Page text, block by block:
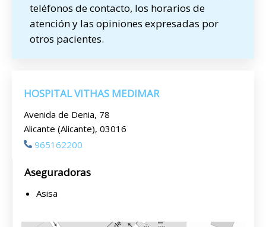
teléfonos de contacto, los horarios de
atención y las opiniones expresadas por
otros pacientes.
HOSPITAL VITHAS MEDIMAR
Avenida de Denia, 78
Alicante (Alicante), 03016
965162200
Aseguradoras
Asisa